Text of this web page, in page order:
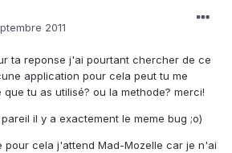
2011
ta reponse j'ai pourtant chercher de ce
application pour cela peut tu me
tu as utilisé? ou la methode? merci!
il y a exactement le meme bug ;o)
pour cela j'attend Mad-Mozelle car je n'ai